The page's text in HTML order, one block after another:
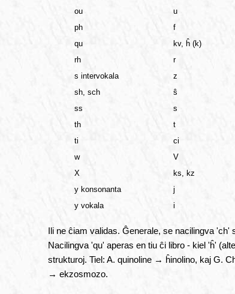
ou
u
ph
f
qu
kv, ĥ (k)
rh
r
s intervokala
z
sh, sch
ŝ
ss
s
th
t
ti
ci
w
V
X
ks, kz
y konsonanta
j
y vokala
i
Ili ne ĉiam validas. Ĝenerale, se nacilingva
Nacilingva 'qu' aperas en tiu ĉi libro - kiel 'ĥ'
strukturoj. Tiel: A. quinoline → ĥinolino, kaj G.
→ ekzosmozo.